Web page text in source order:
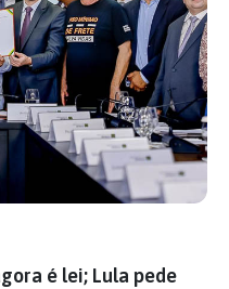
é lei; Lula pede